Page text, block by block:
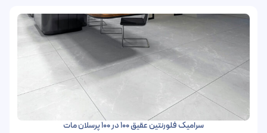
سرامیک فلورنتین عقیق 100 در 100 پرسلان مات